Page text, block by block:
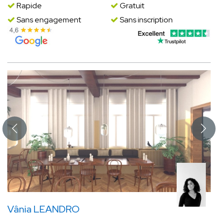
Rapide
Gratuit
Sans engagement
Sans inscription
Vânia LEANDRO